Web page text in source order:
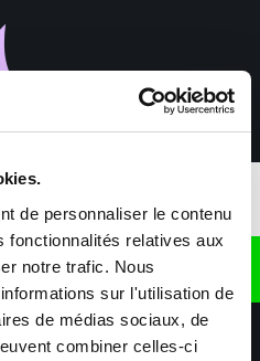
de personnaliser le contenu
fonctionnalités relatives aux
notre trafic. Nous
sur l'utilisation de
de médias sociaux, de
combiner celles-ci
sur